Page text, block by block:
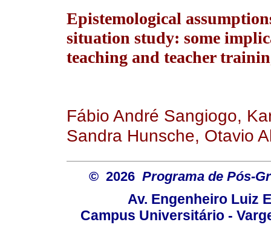
Epistemological
situation study: some
teaching and teacher
Fábio André Sangiogo,
Sandra Hunsche, Otavio
© 2026 Programa de Pós-
Av. Engenheiro Luiz
Campus Universitário -